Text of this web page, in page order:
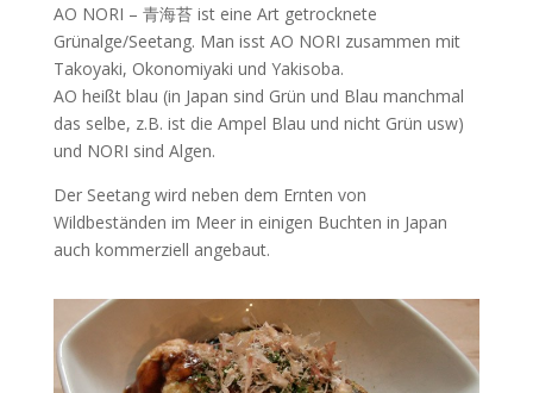
AO NORI – 青海苔 ist eine Art getrocknete
Grünalge/Seetang. Man isst AO NORI zusammen mit
Takoyaki, Okonomiyaki und Yakisoba.
AO heißt blau (in Japan sind Grün und Blau manchmal
das selbe, z.B. ist die Ampel Blau und nicht Grün usw)
und NORI sind Algen.
Der Seetang wird neben dem Ernten von
Wildbeständen im Meer in einigen Buchten in Japan
auch kommerziell angebaut.